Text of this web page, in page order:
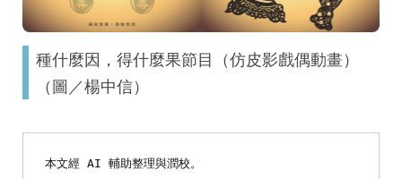
種什麼因，得什麼果節目（仿皮影戲偶動畫）
（圖／楊中信）
本文經 AI 輔助整理與潤校。